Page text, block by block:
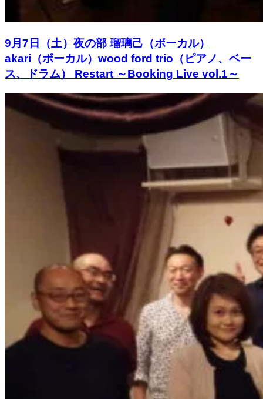
9月7日（土）夜の部 瑠璃己（ボーカル）
akari（ボーカル）wood ford trio（ピアノ、ベー
ス、ドラム） Restart ～Booking Live vol.1～